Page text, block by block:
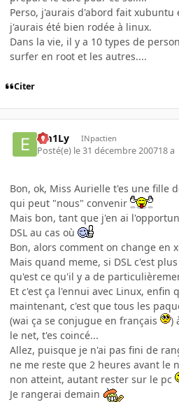
Perso, j'aurais d'abord fait xubuntu
j'aurais été bien rodée à linux.
Dans la vie, il y a 10 types de
surfer en root et les autres....
Citer
Em1Ly INpactien
Posté(e) le 31 décembre 200718 a
Bon, ok, Miss Aurielle t'es une fille
qui peut "nous" convenir
Mais bon, tant que j'en ai
DSL au cas où
Bon, alors comment on change en
Mais quand meme, si DSL c'est
qu'est ce qu'il y a de
Et c'est ça l'ennui avec Linux, enfin
maintenant, c'est que tous les
(wai ça se conjugue en français
)
le net, t'es coincé...
Allez, puisque je n'ai pas fini de
ne me reste que 2 heures avant le
non atteint, autant rester sur le pc
Je rangerai demain